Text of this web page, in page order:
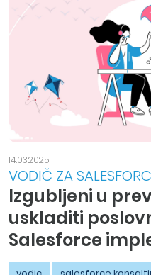
14.03.2025.
VODIČ ZA
Izgubljeni u
uskladiti
Salesforce